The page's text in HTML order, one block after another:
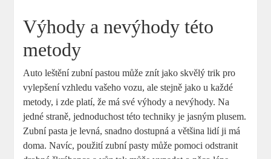
Výhody a nevýhody této
metody
Auto leštění zubní pastou může znít jako skvělý trik pro
vylepšení vzhledu vašeho vozu, ale stejně jako u každé
metody, i zde platí, že má své výhody a nevýhody. Na
jedné straně, jednoduchost této techniky je jasným plusem.
Zubní pasta je levná, snadno dostupná a většina lidí ji má
doma. Navíc, použití zubní pasty může pomoci odstranit